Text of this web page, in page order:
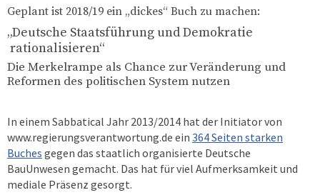
Geplant ist 2018/19 ein „dickes“ Buch zu machen:
„Deutsche Staatsführung und Demokratie
rationalisieren“
Die Merkelrampe als Chance zur Veränderung und
Reformen des politischen System nutzen
In einem Sabbatical Jahr 2013/2014 hat der Initiator von
www.regierungsverantwortung.de ein 364 Seiten starken
Buches gegen das staatlich organisierte Deutsche
BauUnwesen gemacht. Das hat für viel Aufmerksamkeit und
mediale Präsenz gesorgt.